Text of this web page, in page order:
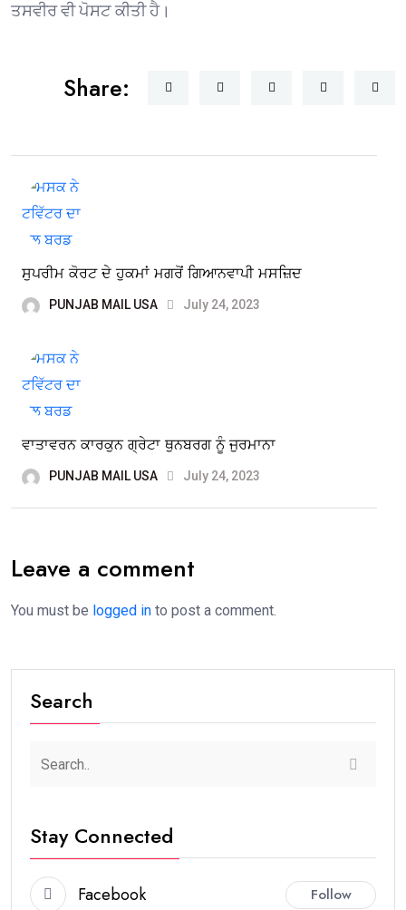
ਤਸਵੀਰ ਵੀ ਪੋਸਟ ਕੀਤੀ ਹੈ।
Share:
ਸੁਪਰੀਮ ਕੋਰਟ ਦੇ ਹੁਕਮਾਂ ਮਗਰੋਂ ਗਿਆਨਵਾਪੀ ਮਸਜ਼ਿਦ
PUNJAB MAIL USA July 24, 2023
ਵਾਤਾਵਰਨ ਕਾਰਕੁਨ ਗ੍ਰੇਟਾ ਥੁਨਬਰਗ ਨੂੰ ਜੁਰਮਾਨਾ
PUNJAB MAIL USA July 24, 2023
Leave a comment
You must be logged in to post a comment.
Search
Stay Connected
Facebook Follow